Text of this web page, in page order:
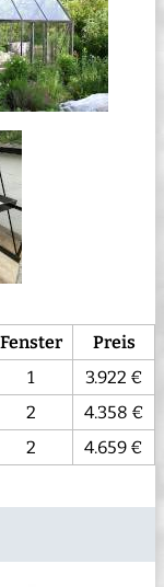
Fenster
Preis
1
3.922 €
2
4.358 €
2 4.659 €